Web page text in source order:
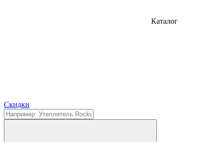
Каталог
Cкидки